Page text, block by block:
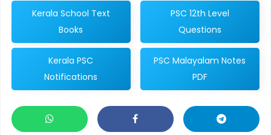
Kerala School Text
Books
PSC 12th Level
Questions
Kerala PSC
Notifications
PSC Malayalam Notes
PDF